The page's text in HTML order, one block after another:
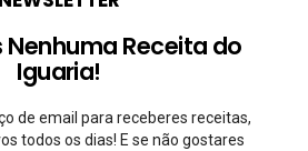
Nenhuma Receita do
Iguaria!
de email para receberes receitas,
todos os dias! E se não gostares